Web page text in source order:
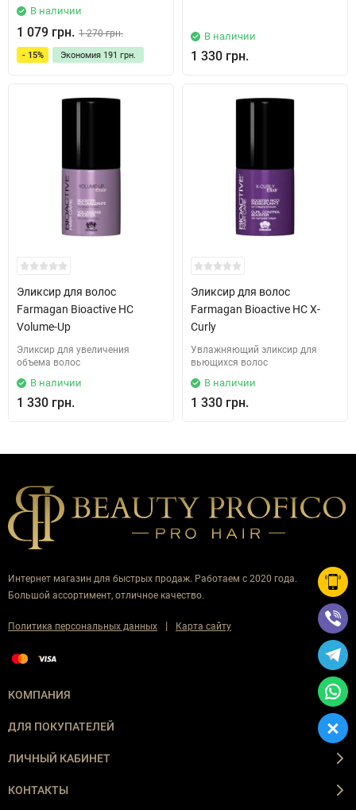
В наличии
1 079 грн. 1 270 грн.
- 15% Экономия 191 грн.
В наличии
1 330 грн.
Эликсир для волос
Farmagan Bioactive HC
Volume-Up
Эликсир для увеличения
объема волос
В наличии
1 330 грн.
Эликсир для волос
Farmagan Bioactive HC X-
Curly
Увлажняющий эликсир для
вьющихся волос
В наличии
1 330 грн.
Интернет магазин для быстрых продаж. Работаем с 2020 года.
Большой ассортимент, отличное качество.
Политика персональных данных | Карта сайту
КОМПАНИЯ
ДЛЯ ПОКУПАТЕЛЕЙ
ЛИЧНЫЙ КАБИНЕТ
КОНТАКТЫ